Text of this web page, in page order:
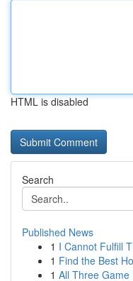
HTML is disabled
Search
Published News
1 I Cannot Fulfill
1 Find the Best
1 All Three Game